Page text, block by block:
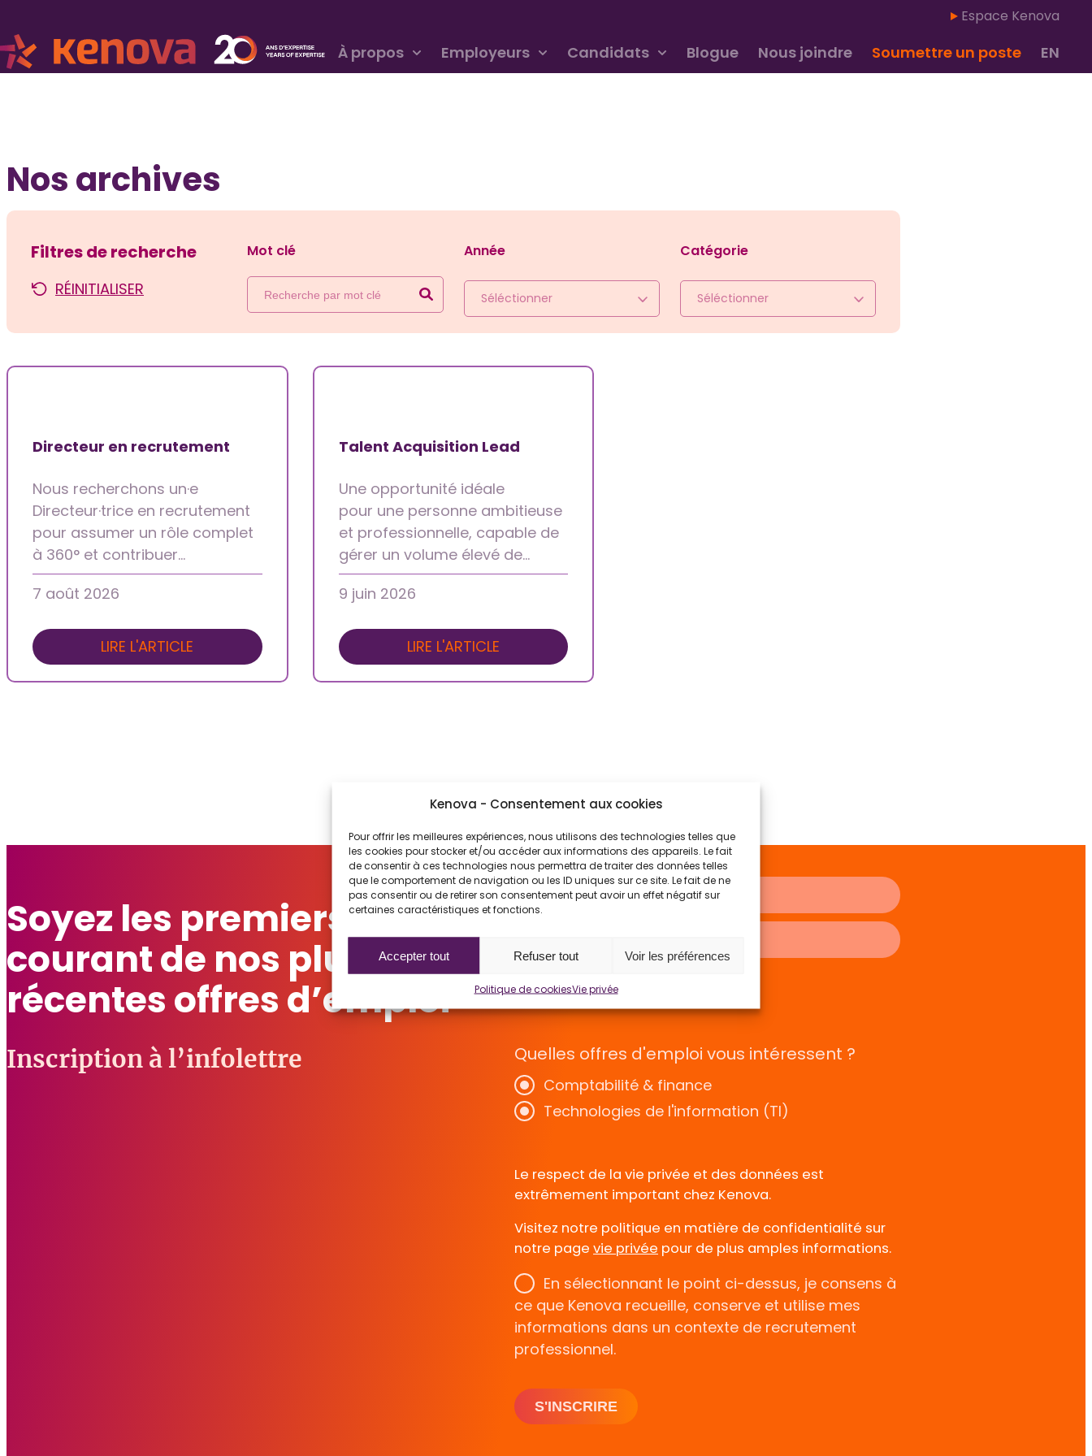
Kenova - Consentement aux cookies
Pour offrir les meilleures expériences, nous utilisons des technologies telles que
les cookies pour stocker et/ou accéder aux informations des appareils. Le fait
de consentir à ces technologies nous permettra de traiter des données telles
que le comportement de navigation ou les ID uniques sur ce site. Le fait de ne
pas consentir ou de retirer son consentement peut avoir un effet négatif sur
certaines caractéristiques et fonctions.
Accepter tout Refuser tout Voir les préférences
Politique de cookiesVie privée
Espace Kenova
À propos Employeurs Candidats Blogue Nous joindre Soumettre un poste EN
Nos archives
Filtres de recherche
RÉINITIALISER
Mot clé Année
Séléctionner
Catégorie
Séléctionner
Directeur en recrutement
​​​​​​​Nous recherchons un·e
Directeur·trice en recrutement
pour assumer un rôle complet
à 360° et contribuer…
7 août 2026
LIRE L'ARTICLE
Talent Acquisition Lead
Une opportunité idéale
pour une personne ambitieuse
et professionnelle, capable de
gérer un volume élevé de…
9 juin 2026
LIRE L'ARTICLE
Soyez les premiers au
courant de nos plus
récentes offres d’emploi
Inscription à l’infolettre
Candidat
Quelles offres d'emploi vous intéressent ?
Comptabilité & finance
Technologies de l'information (TI)
Le respect de la vie privée et des données est
extrêmement important chez Kenova.
Visitez notre politique en matière de confidentialité sur
notre page vie privée pour de plus amples informations.
En sélectionnant le point ci-dessus, je consens à
ce que Kenova recueille, conserve et utilise mes
informations dans un contexte de recrutement
professionnel.
S'INSCRIRE